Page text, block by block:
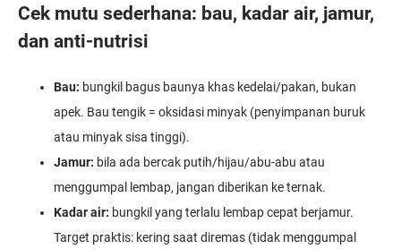
Cek mutu sederhana: bau, kadar air, jamur,
dan anti-nutrisi
Bau: bungkil bagus baunya khas kedelai/pakan, bukan
apek. Bau tengik = oksidasi minyak (penyimpanan buruk
atau minyak sisa tinggi).
Jamur: bila ada bercak putih/hijau/abu-abu atau
menggumpal lembap, jangan diberikan ke ternak.
Kadar air: bungkil yang terlalu lembap cepat berjamur.
Target praktis: kering saat diremas (tidak menggumpal